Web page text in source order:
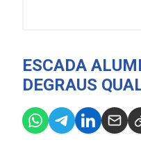
ESCADA
DEGRAUS